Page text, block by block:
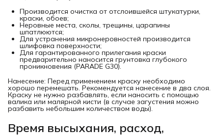
Производится очистка от отслоившейся штукатурки,
краски, обоев;
Неровные места, сколы, трещины, царапины
шпатлюются;
Для устранения микронеровностей производится
шлифовка поверхности;
Для гарантированного прилегания краски
предварительно наносится грунтовка глубокого
проникновения (PARADE G30).
Нанесение: Перед применением краску необходимо
хорошо перемешать. Рекомендуется нанесение в два слоя.
Краску не нужно разбавлять, если наносить с помощью
валика или малярной кисти (в случае загустения можно
разбавить небольшим количеством воды).
Время высыхания, расход,